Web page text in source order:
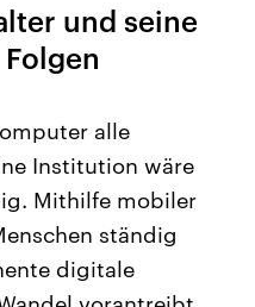
USA
Aktuelle Beiträge,
Hintergründe
Wirtschaftlich und
gehören die Vereinigten
den mächtigsten Ländern
mit großem Einfluss auf
und seine
alle
Institution wäre
Mithilfe mobiler
ständig
digitale